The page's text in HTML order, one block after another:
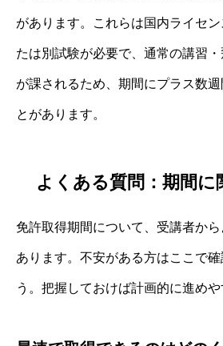
があります。これらは国内ライセ
たは別試験が必要で、通常の講習
が課されるため、期間にプラス数
とがあります。
よくある質問：期間に
免許取得期間について、受講者か
あります。不安がある方はここで
う。把握しておけば計画的に進めや